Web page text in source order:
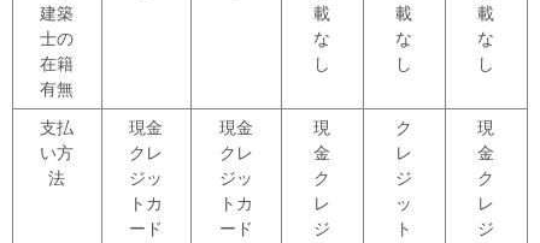
建築
士の
在籍
有無
載
な
し
載
な
し
載
な
し
支払
い方
法
現金
クレ
ジッ
トカ
ード
現金
クレ
ジッ
トカ
ード
現
金
ク
レ
ジ
ク
レ
ジ
ッ
ト
現
金
ク
レ
ジ